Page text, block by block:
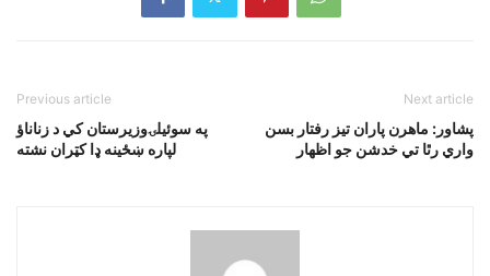
Previous article
په سوئيلۍوزيرستان کي د زناناؤ
لپاره ښځينه ډا کټران نشته
Next article
پشاور: ماهرن پاران تيز رفتار بسن
واري رٿا تي خدشن جو اظهار